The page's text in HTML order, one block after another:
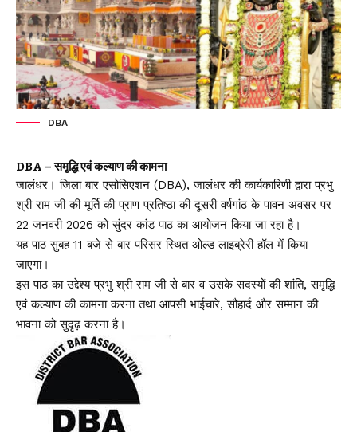
DBA
DBA – समृद्धि एवं कल्याण की कामना
जालंधर। जिला बार एसोसिएशन (DBA), जालंधर की कार्यकारिणी द्वारा प्रभु
श्री राम जी की मूर्ति की प्राण प्रतिष्ठा की दूसरी वर्षगांठ के पावन अवसर पर
22 जनवरी 2026 को सुंदर कांड पाठ का आयोजन किया जा रहा है।
यह पाठ सुबह 11 बजे से बार परिसर स्थित ओल्ड लाइब्रेरी हॉल में किया
जाएगा।
इस पाठ का उद्देश्य प्रभु श्री राम जी से बार व उसके सदस्यों की शांति, समृद्धि
एवं कल्याण की कामना करना तथा आपसी भाईचारे, सौहार्द और सम्मान की
भावना को सुदृढ़ करना है।